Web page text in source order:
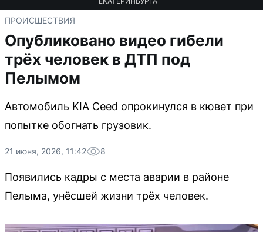
ПРОИСШЕСТВИЯ
Опубликовано видео гибели
трёх человек в ДТП под
Пелымом
Автомобиль KIA Ceed опрокинулся в кювет при
попытке обогнать грузовик.
21 июня, 2026, 11:42 8
Появились кадры с места аварии в районе
Пелыма, унёсшей жизни трёх человек.